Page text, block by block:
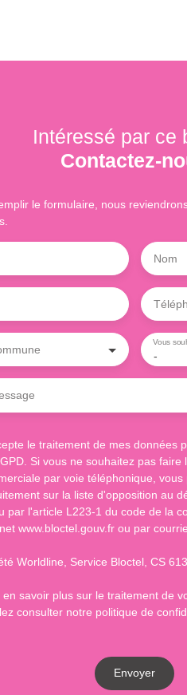
Intéressé par ce
Contactez-
le formulaire, nous
Nom
-
Vous
le traitement de mes données
Si vous ne souhaitez pas faire
par voie téléphonique, vous
sur la liste d'opposition au
par l'article L223-1 du code de la
www.bloctel.gouv.fr ou par
Worldline, Service Bloctel, CS
en savoir plus sur le traitement de
consulter notre politique de
Envoyer